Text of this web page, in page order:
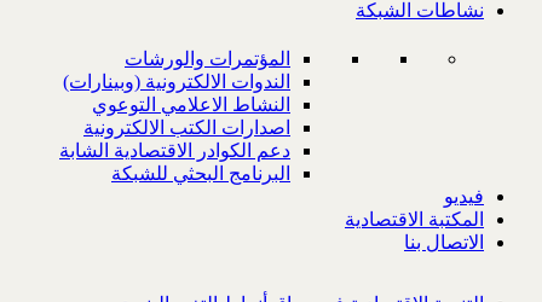
نشاطات الشبكة
المؤتمرات والورشات
الندوات الالكترونية (وبينارات)
النشاط الاعلامي التوعوي
اصدارات الكتب الالكترونية
دعم الكوادر الاقتصادية الشابة
البرنامج البحثي للشبكة
فيديو
المكتبة الاقتصادية
الاتصال بنا